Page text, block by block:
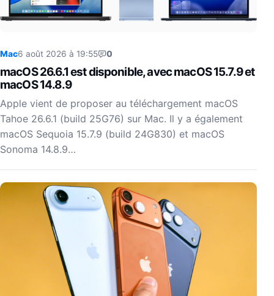
Mac6 août 2026 à 19:55 0
macOS 26.6.1 est disponible, avec macOS 15.7.9 et
macOS 14.8.9
Apple vient de proposer au téléchargement macOS
Tahoe 26.6.1 (build 25G76) sur Mac. Il y a également
macOS Sequoia 15.7.9 (build 24G830) et macOS
Sonoma 14.8.9…